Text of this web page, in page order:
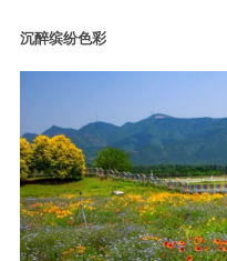
沉醉缤纷色彩